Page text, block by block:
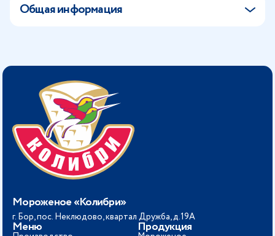
Общая информация
Мороженое «Колибри»
г. Бор, пос. Неклюдово, квартал Дружба, д.19А
Меню Продукция